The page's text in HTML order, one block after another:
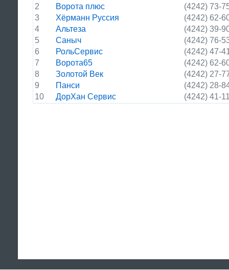
2
Ворота плюс
(4242) 73-
3
Хёрманн Руссия
(4242) 62-
4
Альтеза
(4242) 39-
5
Саныч
(4242) 76-
6
РольСервис
(4242) 47-
7
Ворота65
(4242) 62-
8
Золотой Век
(4242) 27-
9
Панси
(4242) 28-
10
ДорХан Сервис (4242) 41-